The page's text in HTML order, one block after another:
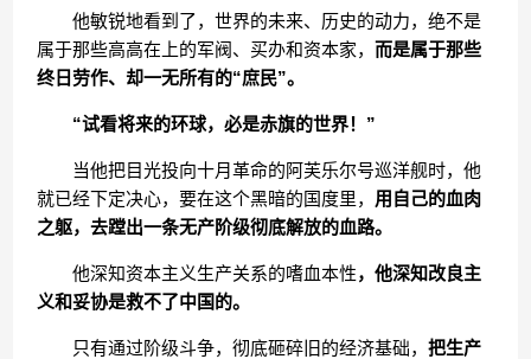
他敏锐地看到了，世界的未来、历史的动力，绝不是
属于那些高高在上的军阀、买办和资本家，而是属于那些
终日劳作、却一无所有的“庶民”。
“试看将来的环球，必是赤旗的世界！”
当他把目光投向十月革命的阿芙乐尔号巡洋舰时，他
就已经下定决心，要在这个黑暗的国度里， 用自己的血肉
之躯，去蹚出一条无产阶级彻底解放的血路。
他深知资本主义生产关系的嗜血本性，他深知改良主
义和妥协是救不了中国的。
只有通过阶级斗争，彻底砸碎旧的经济基础，把生产